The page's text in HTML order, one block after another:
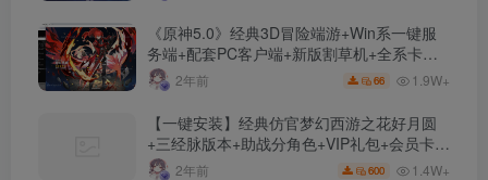
《原神5.0》经典3D冒险端游+Win系一键服
务端+配套PC客户端+新版割草机+全系卡池
文件2年前 66 1.9W+
【一键安装】经典仿官梦幻西游之花好月圆
+三经脉版本+助战分角色+VIP礼包+会员卡
+剧情活动+视频搭建及其他修改资料
2年前 600 1.4W+